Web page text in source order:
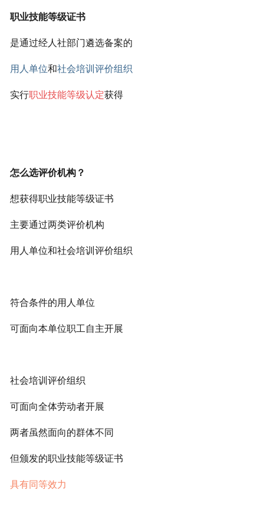
职业技能等级证书
是通过经人社部门遴选备案的
用人单位和社会培训评价组织
实行职业技能等级认定获得
怎么选评价机构？
想获得职业技能等级证书
主要通过两类评价机构
用人单位和社会培训评价组织
符合条件的用人单位
可面向本单位职工自主开展
社会培训评价组织
可面向全体劳动者开展
两者虽然面向的群体不同
但颁发的职业技能等级证书
具有同等效力